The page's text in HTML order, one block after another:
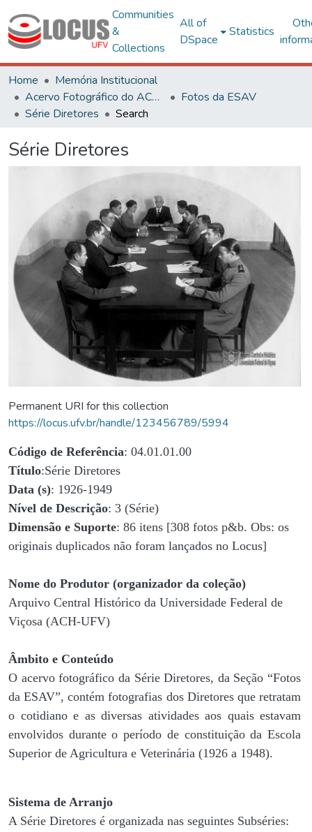
Communities
&
Collections
All of
DSpace
Statistics
Home
Memória Institucional
Acervo Fotográfico do ACH-UFV
Fotos da ESAV
Série Diretores
Search
Série Diretores
Permanent URI for this collection
https://locus.ufv.br/handle/123456789/5994
Código de Referência: 04.01.01.00
Título:Série Diretores
Data (s): 1926-1949
Nível de Descrição: 3 (Série)
Dimensão e Suporte: 86 itens [308 fotos p&b. Obs: os
originais duplicados não foram lançados no Locus]
Nome do Produtor (organizador da coleção)
Arquivo Central Histórico da Universidade Federal de
Viçosa (ACH-UFV)
Âmbito e Conteúdo
O acervo fotográfico da Série Diretores, da Seção “Fotos
da ESAV”, contém fotografias dos Diretores que retratam
o cotidiano e as diversas atividades aos quais estavam
envolvidos durante o período de constituição da Escola
Superior de Agricultura e Veterinária (1926 a 1948).
Sistema de Arranjo
A Série Diretores é organizada nas seguintes Subséries: